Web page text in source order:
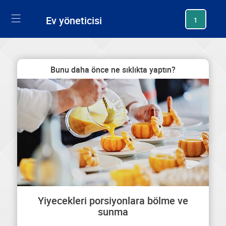
Ev yöneticisi 1
Bunu daha önce ne sıklıkta yaptın?
Yiyecekleri porsiyonlara bölme ve
sunma